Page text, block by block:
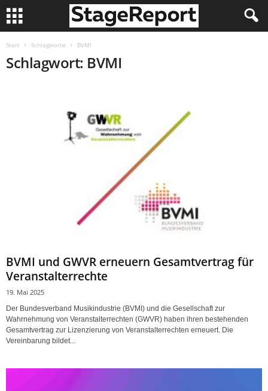
Start Schlagworte BVMI
Schlagwort: BVMI
BVMI und GWVR erneuern Gesamtvertrag für
Veranstalterrechte
19. Mai 2025
Der Bundesverband Musikindustrie (BVMI) und die Gesellschaft zur
Wahrnehmung von Veranstalterrechten (GWVR) haben ihren bestehenden
Gesamtvertrag zur Lizenzierung von Veranstalterrechten erneuert. Die
Vereinbarung bildet...